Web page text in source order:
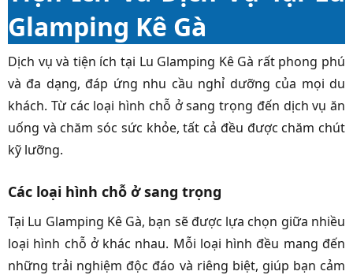
Glamping Kê Gà
Dịch vụ và tiện ích tại Lu Glamping Kê Gà rất phong phú
và đa dạng, đáp ứng nhu cầu nghỉ dưỡng của mọi du
khách. Từ các loại hình chỗ ở sang trọng đến dịch vụ ăn
uống và chăm sóc sức khỏe, tất cả đều được chăm chút
kỹ lưỡng.
Các loại hình chỗ ở sang trọng
Tại Lu Glamping Kê Gà, bạn sẽ được lựa chọn giữa nhiều
loại hình chỗ ở khác nhau. Mỗi loại hình đều mang đến
những trải nghiệm độc đáo và riêng biệt, giúp bạn cảm